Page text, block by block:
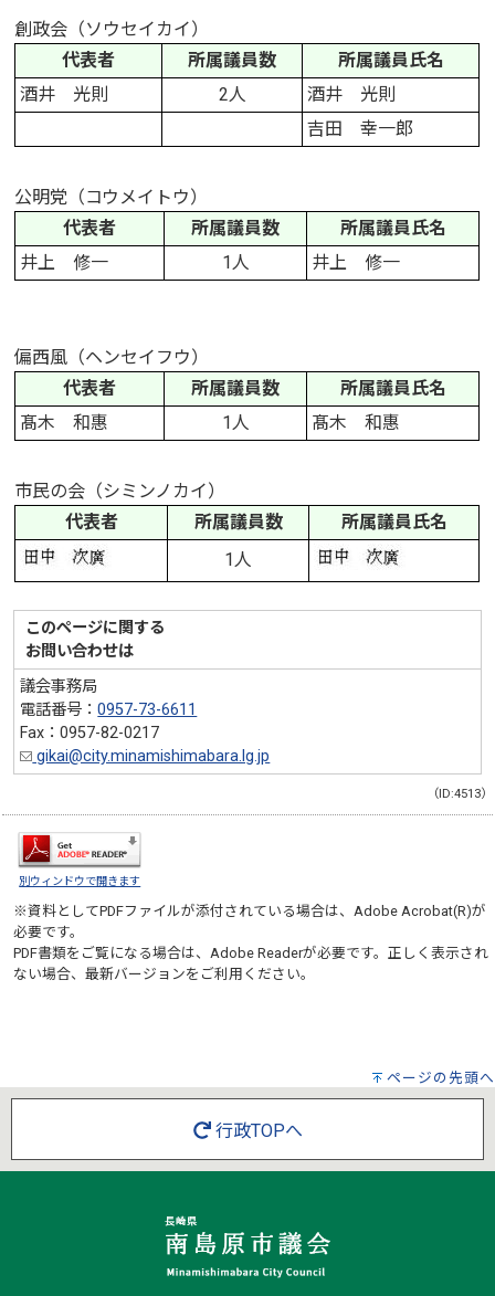
創政会（ソウセイカイ）
代表者
所属議員数
所属議員氏名
酒井 光則
2人
酒井 光則
吉田 幸一郎
公明党（コウメイトウ）
代表者
所属議員数
所属議員氏名
井上 修一
1人 井上 修一
偏西風（ヘンセイフウ）
代表者
所属議員数
所属議員氏名
髙木 和惠
1人 髙木 和惠
市民の会（シミンノカイ）
代表者
所属議員数
所属議員氏名
1人
このページに関する
お問い合わせは
議会事務局
電話番号：0957-73-6611
Fax：0957-82-0217
gikai@city.minamishimabara.lg.jp
（ID:4513）
別ウィンドウで開きます
※資料としてPDFファイルが添付されている場合は、Adobe Acrobat(R)が
必要です。
PDF書類をご覧になる場合は、Adobe Readerが必要です。正しく表示され
ない場合、最新バージョンをご利用ください。
ページの先頭へ
行政TOPへ